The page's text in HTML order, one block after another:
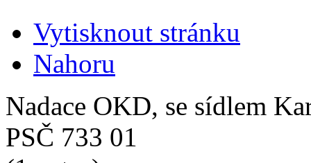
Vytisknout stránku
Nahoru
Nadace OKD, se sídlem
PSČ 733 01